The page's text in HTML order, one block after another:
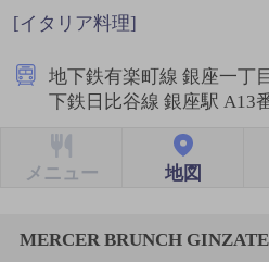
[イタリア料理]
地下鉄有楽町線 銀座一丁
下鉄日比谷線 銀座駅 A13
メニュー 地図
MERCER BRUNCH